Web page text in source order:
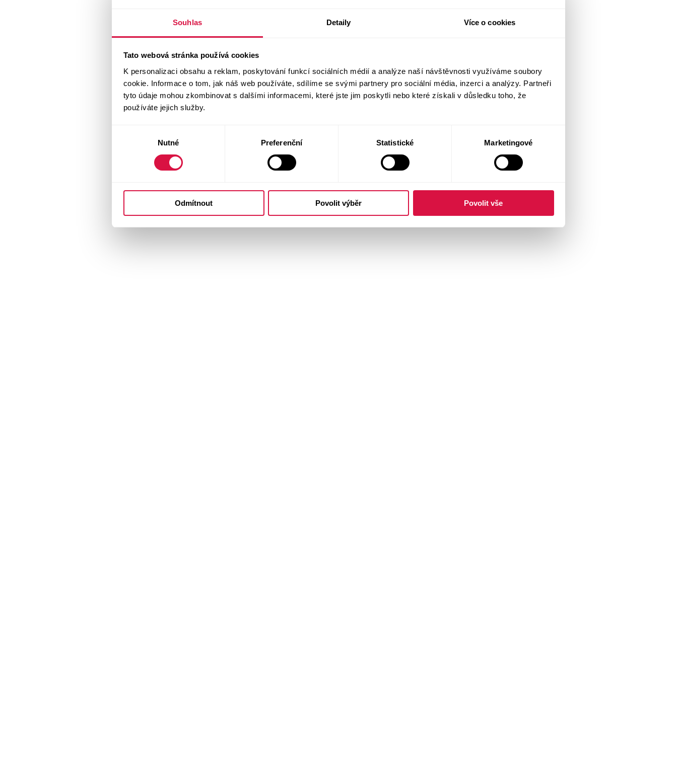
Souhlas Detaily Více o cookies
Tato webová stránka používá cookies
K personalizaci obsahu a reklam, poskytování funkcí sociálních médií a analýze naší návštěvnosti využíváme soubory
cookie. Informace o tom, jak náš web používáte, sdílíme se svými partnery pro sociální média, inzerci a analýzy. Partneři
tyto údaje mohou zkombinovat s dalšími informacemi, které jste jim poskytli nebo které získali v důsledku toho, že
používáte jejich služby.
Nutné Preferenční Statistické Marketingové
Odmítnout Povolit výběr Povolit vše